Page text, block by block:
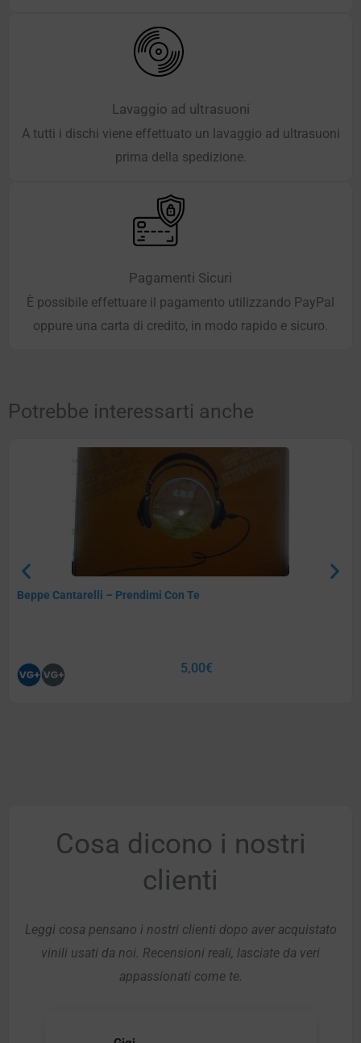
Lavaggio ad ultrasuoni
A tutti i dischi viene effettuato un lavaggio ad ultrasuoni
prima della spedizione.
Pagamenti Sicuri
È possibile effettuare il pagamento utilizzando PayPal
oppure una carta di credito, in modo rapido e sicuro.
Potrebbe interessarti anche
Beppe Cantarelli – Prendimi Con Te
5,00€
Cosa dicono i nostri
clienti
Leggi cosa pensano i nostri clienti dopo aver acquistato
vinili usati da noi. Recensioni reali, lasciate da veri
appassionati come te.